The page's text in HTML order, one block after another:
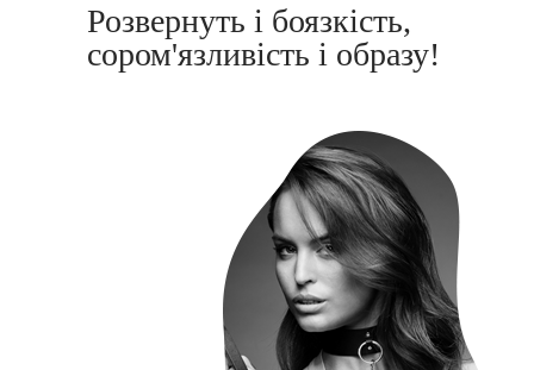
Розвернуть і боязкість,
сором'язливість і образу!